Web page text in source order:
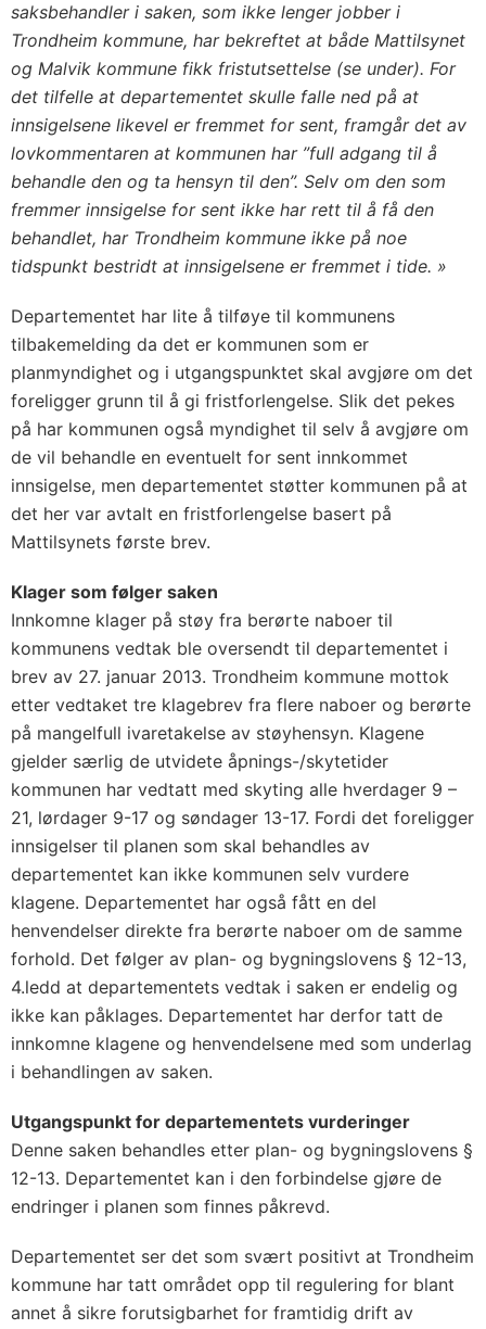
saksbehandler i saken, som ikke lenger jobber i
Trondheim kommune, har bekreftet at både Mattilsynet
og Malvik kommune fikk fristutsettelse (se under). For
det tilfelle at departementet skulle falle ned på at
innsigelsene likevel er fremmet for sent, framgår det av
lovkommentaren at kommunen har ”full adgang til å
behandle den og ta hensyn til den”. Selv om den som
fremmer innsigelse for sent ikke har rett til å få den
behandlet, har Trondheim kommune ikke på noe
tidspunkt bestridt at innsigelsene er fremmet i tide. »
Departementet har lite å tilføye til kommunens
tilbakemelding da det er kommunen som er
planmyndighet og i utgangspunktet skal avgjøre om det
foreligger grunn til å gi fristforlengelse. Slik det pekes
på har kommunen også myndighet til selv å avgjøre om
de vil behandle en eventuelt for sent innkommet
innsigelse, men departementet støtter kommunen på at
det her var avtalt en fristforlengelse basert på
Mattilsynets første brev.
Klager som følger saken
Innkomne klager på støy fra berørte naboer til
kommunens vedtak ble oversendt til departementet i
brev av 27. januar 2013. Trondheim kommune mottok
etter vedtaket tre klagebrev fra flere naboer og berørte
på mangelfull ivaretakelse av støyhensyn. Klagene
gjelder særlig de utvidete åpnings-/skytetider
kommunen har vedtatt med skyting alle hverdager 9 –
21, lørdager 9-17 og søndager 13-17. Fordi det foreligger
innsigelser til planen som skal behandles av
departementet kan ikke kommunen selv vurdere
klagene. Departementet har også fått en del
henvendelser direkte fra berørte naboer om de samme
forhold. Det følger av plan- og bygningslovens § 12-13,
4.ledd at departementets vedtak i saken er endelig og
ikke kan påklages. Departementet har derfor tatt de
innkomne klagene og henvendelsene med som underlag
i behandlingen av saken.
Utgangspunkt for departementets vurderinger
Denne saken behandles etter plan- og bygningslovens §
12-13. Departementet kan i den forbindelse gjøre de
endringer i planen som finnes påkrevd.
Departementet ser det som svært positivt at Trondheim
kommune har tatt området opp til regulering for blant
annet å sikre forutsigbarhet for framtidig drift av